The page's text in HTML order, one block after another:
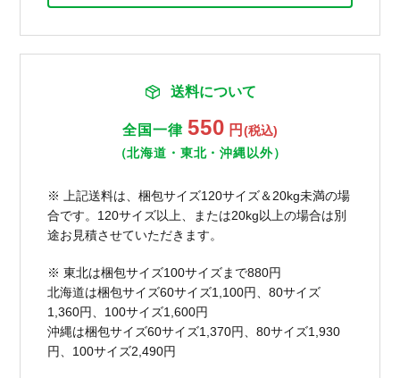
送料について
全国一律 550 円 (税込)
（北海道・東北・沖縄以外）
※ 上記送料は、梱包サイズ120サイズ＆20kg未満の場
合です。120サイズ以上、または20kg以上の場合は別
途お見積させていただきます。
※ 東北は梱包サイズ100サイズまで880円
北海道は梱包サイズ60サイズ1,100円、80サイズ
1,360円、100サイズ1,600円
沖縄は梱包サイズ60サイズ1,370円、80サイズ1,930
円、100サイズ2,490円